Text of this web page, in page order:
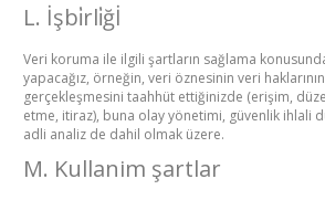
L. İşbi̇rli̇ğİ
Veri koruma ile ilgili şartların sağlama
yapacağız, örneğin, veri öznesinin veri
gerçekleşmesini taahhüt ettiğinizde (erişim,
etme, itiraz), buna olay yönetimi, güvenlik ihlali
adli analiz de dahil olmak üzere.
M. Kullanim şartlar